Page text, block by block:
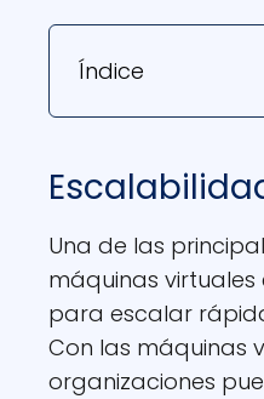
Índice
Una de las
máquinas
para escalar
Con las máquinas
organizaciones